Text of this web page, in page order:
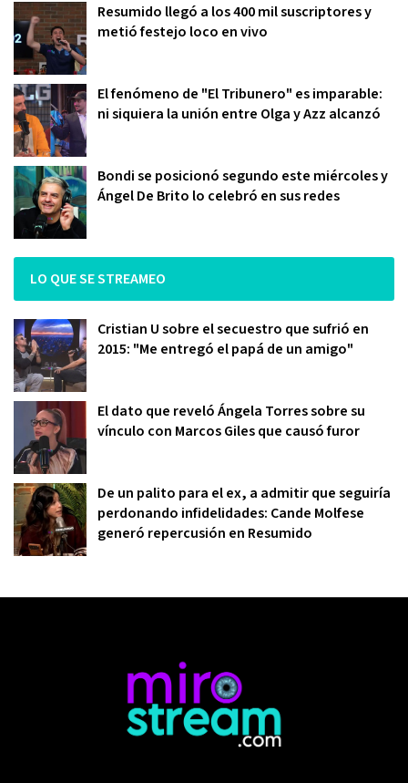
Resumido llegó a los 400 mil suscriptores y
metió festejo loco en vivo
El fenómeno de "El Tribunero" es imparable:
ni siquiera la unión entre Olga y Azz alcanzó
Bondi se posicionó segundo este miércoles y
Ángel De Brito lo celebró en sus redes
LO QUE SE STREAMEO
Cristian U sobre el secuestro que sufrió en
2015: "Me entregó el papá de un amigo"
El dato que reveló Ángela Torres sobre su
vínculo con Marcos Giles que causó furor
De un palito para el ex, a admitir que seguiría
perdonando infidelidades: Cande Molfese
generó repercusión en Resumido